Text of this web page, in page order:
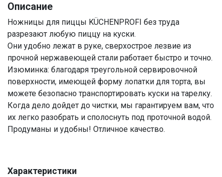
Описание
Ножницы для пиццы KÜCHENPROFI без труда
разрезают любую пиццу на куски.
Они удобно лежат в руке, сверхострое лезвие из
прочной нержавеющей стали работает быстро и точно.
Изюминка: благодаря треугольной сервировочной
поверхности, имеющей форму лопатки для торта, вы
можете безопасно транспортировать куски на тарелку.
Когда дело дойдет до чистки, мы гарантируем вам, что
их легко разобрать и сполоснуть под проточной водой.
Продуманы и удобны! Отличное качество.
Характеристики